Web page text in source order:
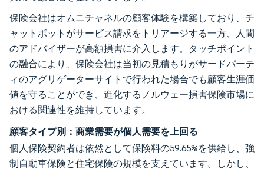
保険会社はオムニチャネルの顧客体験を構築しており、チ
ャットボットがサービス請求をトリアージする一方、人間
のアドバイザーが高額損害に介入します。タッチポイント
の融合により、保険会社は当初の見積もりがサードパーテ
ィのアグリゲーターサイトで行われた場合でも顧客生涯価
値を守ることができ、進化するノルウェー損害保険市場に
おける関連性を維持しています。
顧客タイプ別：商業需要が個人需要を上回る
個人保険契約者は依然として保険料の59.65%を供給し、強
制自動車保険と住宅保険の規模を支えています。しかし、